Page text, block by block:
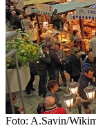
Foto: A.Savin/